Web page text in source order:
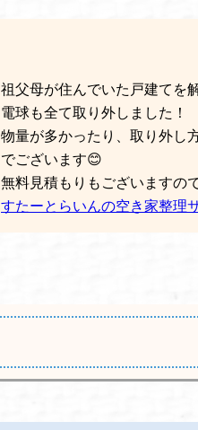
祖父母が住んでいた戸建てを
電球も全て取り外しました！
物量が多かったり、取り外し
でございます😊
無料見積もりもございますの
すたーとらいんの空き家整理